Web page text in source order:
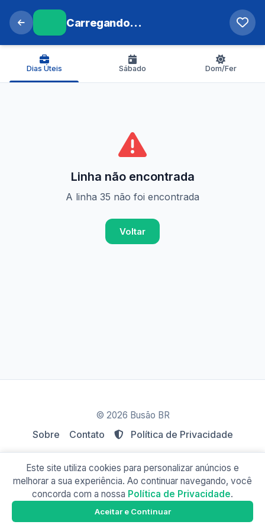
Carregando...
Dias Úteis Sábado Dom/Fer
Linha não encontrada
A linha 35 não foi encontrada
Voltar
Baixe o app e tenha os horários offline!
© 2026 Busão BR
Sobre Contato Política de Privacidade
Este site utiliza cookies para personalizar anúncios e
melhorar a sua experiência. Ao continuar navegando, você
concorda com a nossa Política de Privacidade.
Aceitar e Continuar